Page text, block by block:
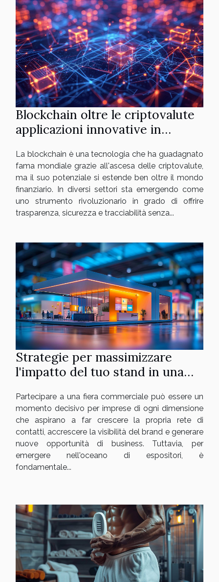
Blockchain oltre le criptovalute
applicazioni innovative in
La blockchain è una tecnologia che ha guadagnato
fama mondiale grazie all'ascesa delle criptovalute,
ma il suo potenziale si estende ben oltre il mondo
finanziario. In diversi settori sta emergendo come
uno strumento rivoluzionario in grado di offrire
trasparenza, sicurezza e tracciabilità senza...
Strategie per massimizzare
l'impatto del tuo stand in una
Partecipare a una fiera commerciale può essere un
momento decisivo per imprese di ogni dimensione
che aspirano a far crescere la propria rete di
contatti, accrescere la visibilità del brand e generare
nuove opportunità di business. Tuttavia, per
emergere nell'oceano di espositori, è
fondamentale...